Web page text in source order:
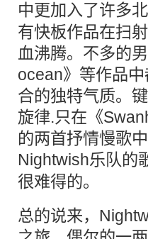
中更加入了许多
有快板作品在扫
血沸腾。不多的
ocean》等作品
合的独特气质。
旋律.只在《
的两首抒情慢歌
Nightwish乐队的
很难得的。
总的说来，